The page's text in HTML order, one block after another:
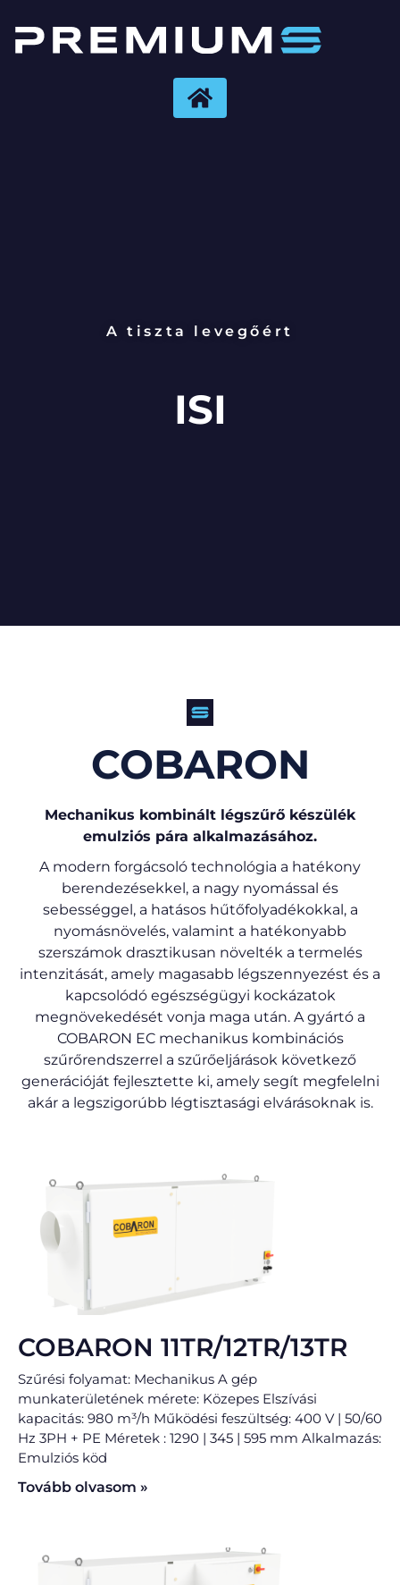
A tiszta levegőért
ISI
COBARON
Mechanikus kombinált légszűrő készülék
emulziós pára alkalmazásához.
A modern forgácsoló technológia a hatékony
berendezésekkel, a nagy nyomással és
sebességgel, a hatásos hűtőfolyadékokkal, a
nyomásnövelés, valamint a hatékonyabb
szerszámok drasztikusan növelték a termelés
intenzitását, amely magasabb légszennyezést és a
kapcsolódó egészségügyi kockázatok
megnövekedését vonja maga után. A gyártó a
COBARON EC mechanikus kombinációs
szűrőrendszerrel a szűrőeljárások következő
generációját fejlesztette ki, amely segít megfelelni
akár a legszigorúbb légtisztasági elvárásoknak is.
COBARON 11TR/12TR/13TR
Szűrési folyamat: Mechanikus A gép
munkaterületének mérete: Közepes Elszívási
kapacitás: 980 m³/h Működési feszültség: 400 V | 50/60
Hz 3PH + PE Méretek : 1290 | 345 | 595 mm Alkalmazás:
Emulziós köd
Tovább olvasom »